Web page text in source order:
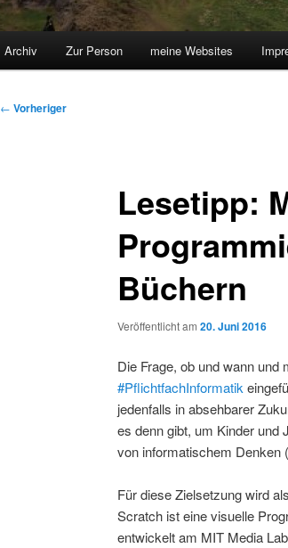
Archiv Zur Person meine Websites
Beitragsnavigation
← Vorheriger
Lesetipp:
Büchern
Veröffentlicht am 20. Juni 2016
Die Frage, ob und wann und
#PflichtfachInformatik
jedenfalls in absehbarer
es denn gibt, um Kinder und
von informatischem Denken
Für diese Zielsetzung wird
Scratch ist eine visuelle
entwickelt am MIT Media